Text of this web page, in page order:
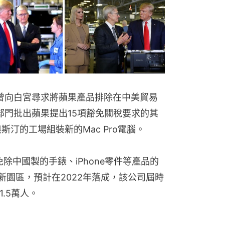
白宮尋求將蘋果產品排除在中美貿易
批出蘋果提出15項豁免關稅要求的其
汀的工場組裝新的Mac Pro電腦。
中國製的手錶、iPhone零件等產品的
園區，預計在2022年落成，該公司屆時
萬人。